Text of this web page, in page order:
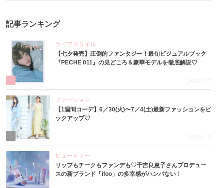
記事ランキング
ライフスタイル
【七夕発売】圧倒的ファンタジー！最旬ビジュアルブック
『PECHE 011』の見どころ＆豪華モデルを徹底解説♡
2026.7.7
ファッション
【1週間コーデ】6／30(火)〜7／4(土)最新ファッションをピ
ックアップ♡
2026.7.8
ビューティー
リップもチークもファンデも♡千吉良恵子さんプロデュー
スの新ブランド「ifoo」の多幸感がハンパない！